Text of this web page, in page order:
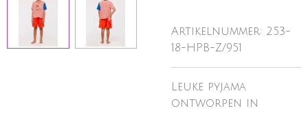
Artikelnummer: 253-
18-HPB-Z/951
Leuke pyjama
ontworpen in